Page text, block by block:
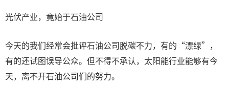
光伏产业，竟始于石油公司
今天的我们经常会批评石油公司脱碳不力，有的“漂绿”，
有的还试图误导公众。但不得不承认，太阳能行业能够有今
天，离不开石油公司们的努力。